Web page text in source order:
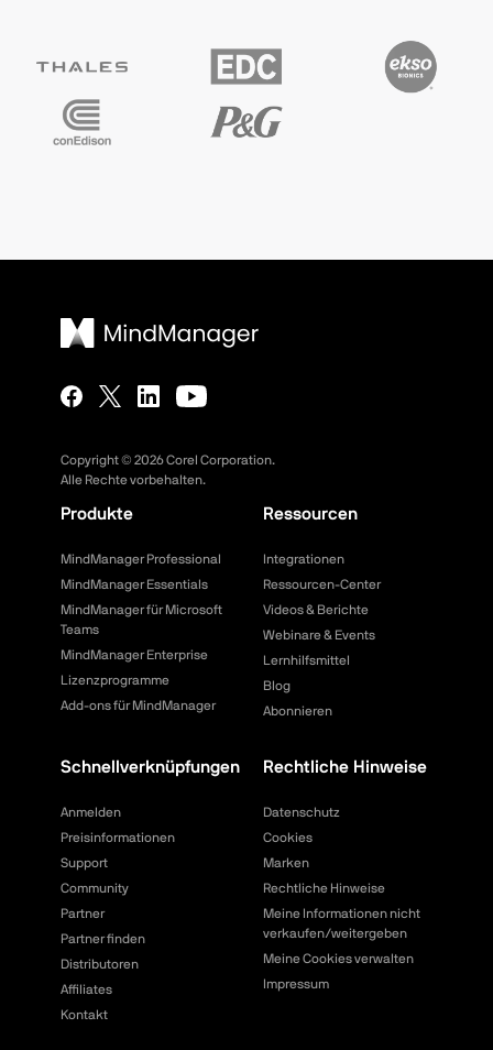
Copyright © 2026Corel Corporation.
Alle Rechte vorbehalten.
Produkte
MindManager Professional
MindManager Essentials
MindManager für Microsoft
Teams
MindManager Enterprise
Lizenzprogramme
Add-ons für MindManager
Ressourcen
Integrationen
Ressourcen-Center
Videos & Berichte
Webinare & Events
Lernhilfsmittel
Blog
Abonnieren
Schnellverknüpfungen
Anmelden
Preisinformationen
Support
Community
Partner
Partner finden
Distributoren
Affiliates
Kontakt
Rechtliche Hinweise
Datenschutz
Cookies
Marken
Rechtliche Hinweise
Meine Informationen nicht
verkaufen/weitergeben
Meine Cookies verwalten
Impressum